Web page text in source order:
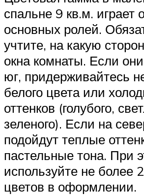
спальне 9 кв.м. играет
основных ролей.
учтите, на какую
окна комнаты. Если
юг, придерживайтесь
белого цвета или
оттенков (голубого,
зеленого). Если на
подойдут теплые
пастельные тона. При
используйте не более
цветов в оформлении.